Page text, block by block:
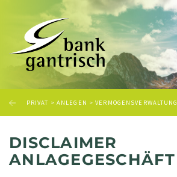
PRIVAT > ANLEGEN >VERMÖGENSVERWALTUNG
DISCLAIMER
ANLAGEGESCHÄFT